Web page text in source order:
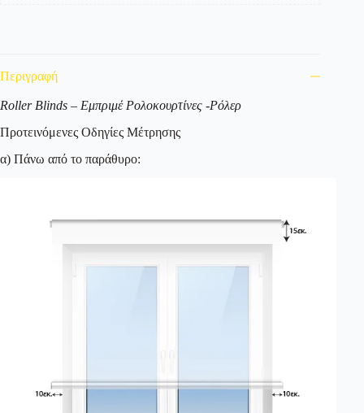
Περιγραφή
Roller Blinds – Εμπριμέ Ρολοκουρτίνες -Ρόλερ
Προτεινόμενες Οδηγίες Μέτρησης
α) Πάνω από το παράθυρο: